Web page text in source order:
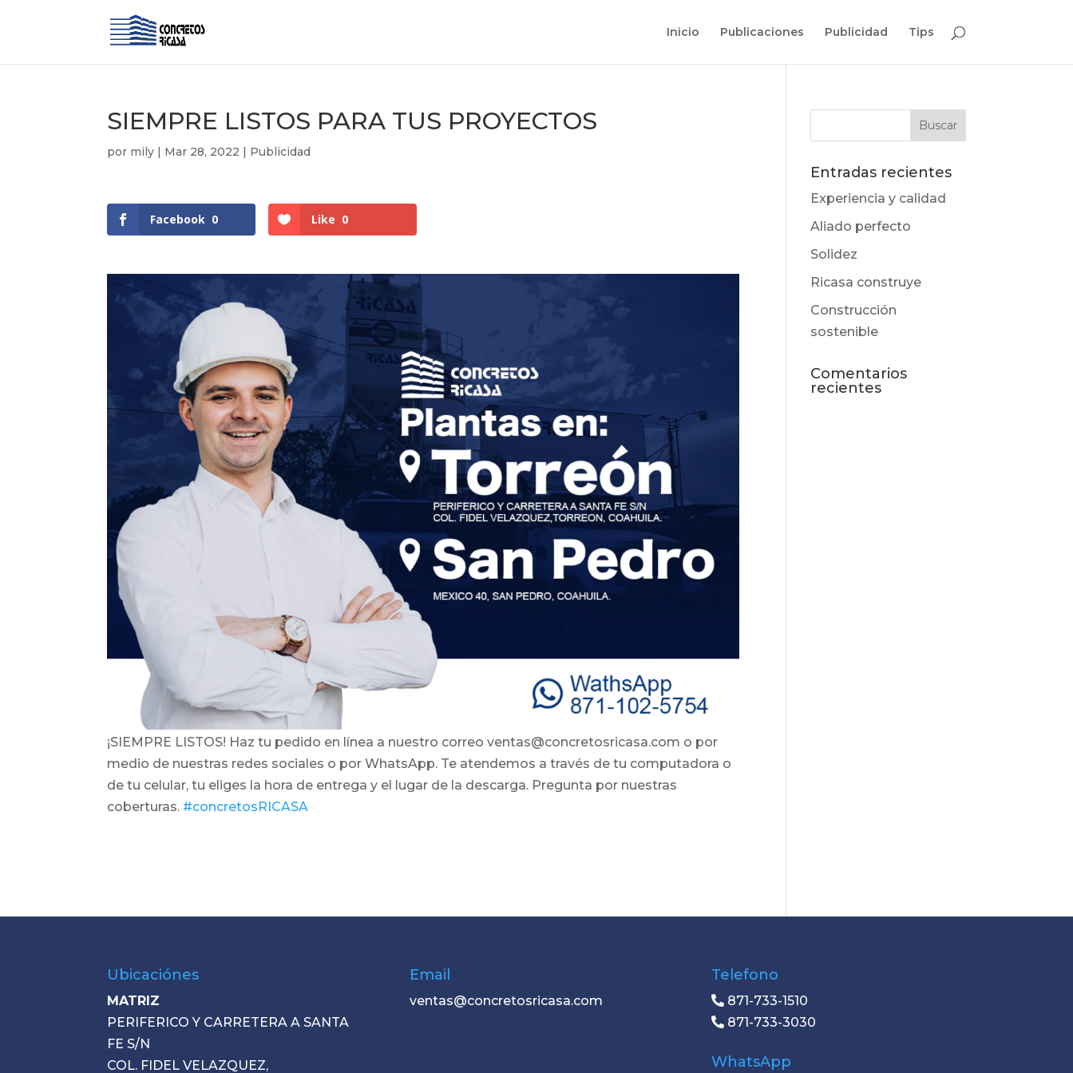
Inicio Publicaciones Publicidad Tips
SIEMPRE LISTOS PARA TUS PROYECTOS
por mily | Mar 28, 2022 | Publicidad
Facebook 0 Like 0
¡SIEMPRE LISTOS! Haz tu pedido en línea a nuestro correo ventas@concretosricasa.com o por
medio de nuestras redes sociales o por WhatsApp. Te atendemos a través de tu computadora o
de tu celular, tu eliges la hora de entrega y el lugar de la descarga. Pregunta por nuestras
coberturas. #concretosRICASA
Entradas recientes
Experiencia y calidad
Aliado perfecto
Solidez
Ricasa construye
Construcción
sostenible
Comentarios
recientes
Ubicaciónes
MATRIZ
PERIFERICO Y CARRETERA A SANTA
FE S/N
COL. FIDEL VELAZQUEZ,
Email
ventas@concretosricasa.com
Telefono
871-733-1510
871-733-3030
WhatsApp